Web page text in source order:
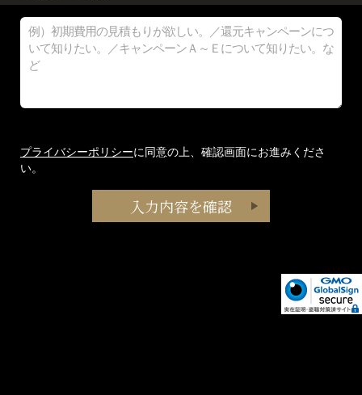
プライバシーポリシーに同意の上、確認画面にお進みくださ
い。